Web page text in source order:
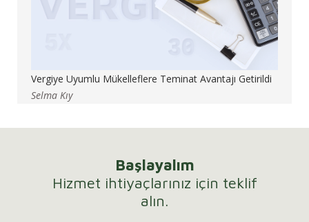
Vergiye Uyumlu Mükelleflere Teminat Avantajı Getirildi
Selma Kıy
Başlayalım
Hizmet ihtiyaçlarınız için teklif
alın.